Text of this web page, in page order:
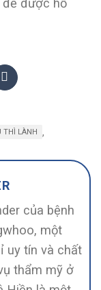
để được hỗ
,
THÌ LÀNH
của bệnh
một
uy tín và chất
thẩm mỹ ở